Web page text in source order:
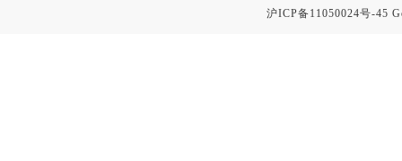
沪ICP备11050024号-45